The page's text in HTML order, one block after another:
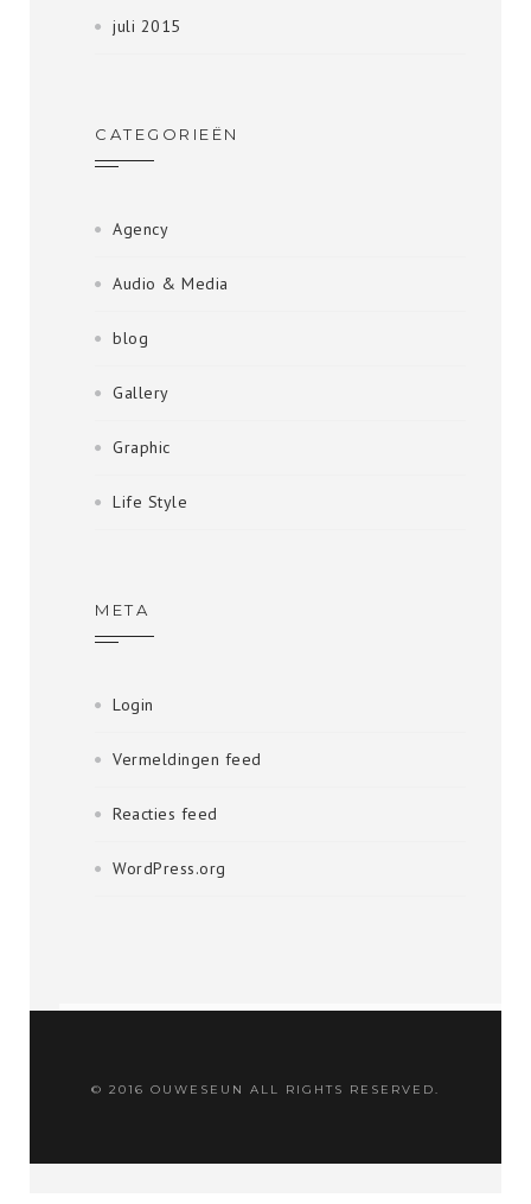
juli 2015
CATEGORIEËN
Agency
Audio & Media
blog
Gallery
Graphic
Life Style
META
Login
Vermeldingen feed
Reacties feed
WordPress.org
© 2016 OUWESEUN ALL RIGHTS RESERVED.